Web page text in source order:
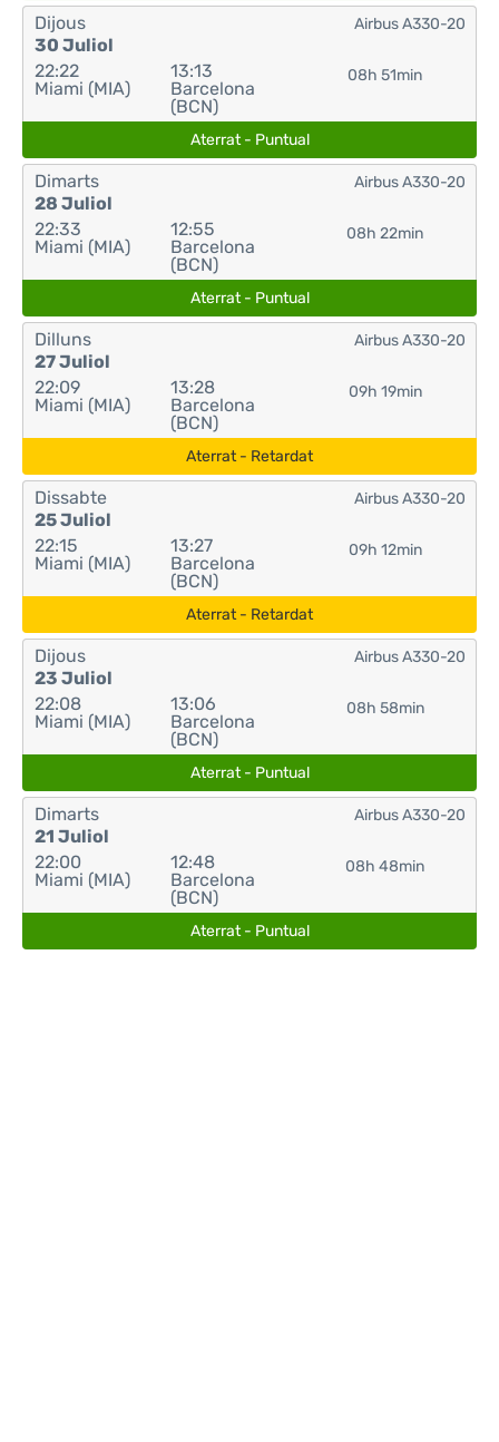
Dijous
30 Juliol
22:22
Miami (MIA)
13:13
Barcelona
(BCN)
08h 51min
Airbus A330-20
Aterrat - Puntual
Dimarts
28 Juliol
22:33
Miami (MIA)
12:55
Barcelona
(BCN)
08h 22min
Airbus A330-20
Aterrat - Puntual
Dilluns
27 Juliol
22:09
Miami (MIA)
13:28
Barcelona
(BCN)
09h 19min
Airbus A330-20
Aterrat - Retardat
Dissabte
25 Juliol
22:15
Miami (MIA)
13:27
Barcelona
(BCN)
09h 12min
Airbus A330-20
Aterrat - Retardat
Dijous
23 Juliol
22:08
Miami (MIA)
13:06
Barcelona
(BCN)
08h 58min
Airbus A330-20
Aterrat - Puntual
Dimarts
21 Juliol
22:00
Miami (MIA)
12:48
Barcelona
(BCN)
08h 48min
Airbus A330-20
Aterrat - Puntual